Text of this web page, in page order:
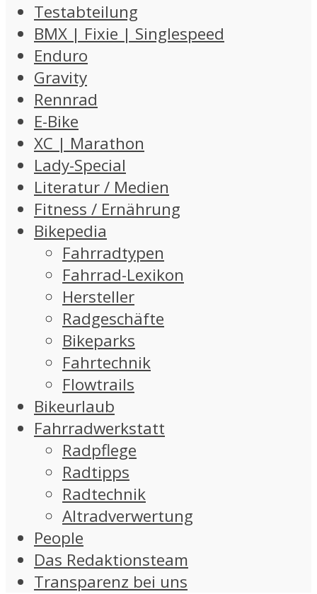
Testabteilung
BMX | Fixie | Singlespeed
Enduro
Gravity
Rennrad
E-Bike
XC | Marathon
Lady-Special
Literatur / Medien
Fitness / Ernährung
Bikepedia
Fahrradtypen
Fahrrad-Lexikon
Hersteller
Radgeschäfte
Bikeparks
Fahrtechnik
Flowtrails
Bikeurlaub
Fahrradwerkstatt
Radpflege
Radtipps
Radtechnik
Altradverwertung
People
Das Redaktionsteam
Transparenz bei uns